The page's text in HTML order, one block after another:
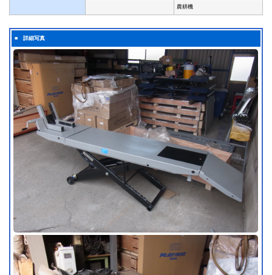
農耕機
■ 詳細写真